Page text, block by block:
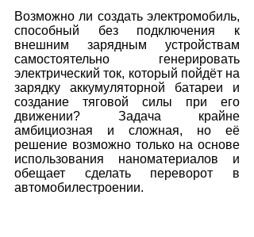
Возможно ли создать электромобиль,
способный без подключения к
внешним зарядным устройствам
самостоятельно генерировать
электрический ток, который пойдёт на
зарядку аккумуляторной батареи и
создание тяговой силы при его
движении? Задача крайне
амбициозная и сложная, но её
решение возможно только на основе
использования наноматериалов и
обещает сделать переворот в
автомобилестроении.